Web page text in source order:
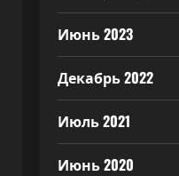
Июнь 2023
Декабрь 2022
Июль 2021
Июнь 2020